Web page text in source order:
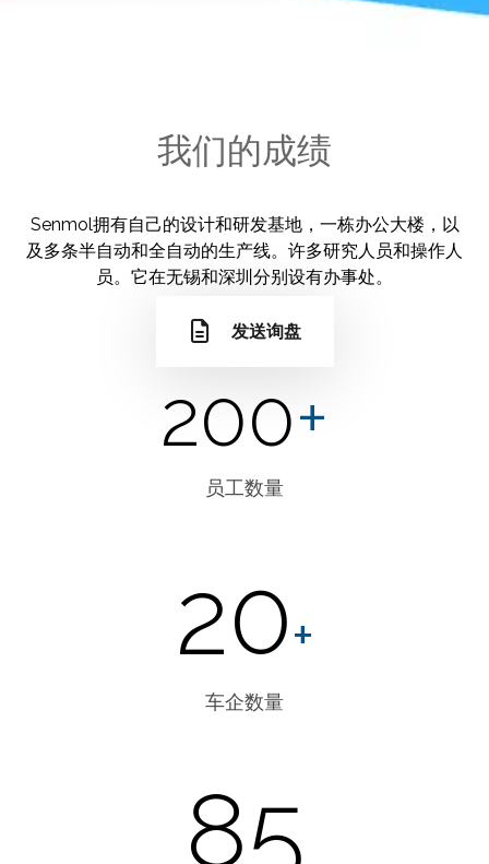
我们的成绩
Senmol拥有自己的设计和研发基地，一栋办公大楼，以
及多条半自动和全自动的生产线。许多研究人员和操作人
员。它在无锡和深圳分别设有办事处。
发送询盘
200+
员工数量
20+
车企数量
85